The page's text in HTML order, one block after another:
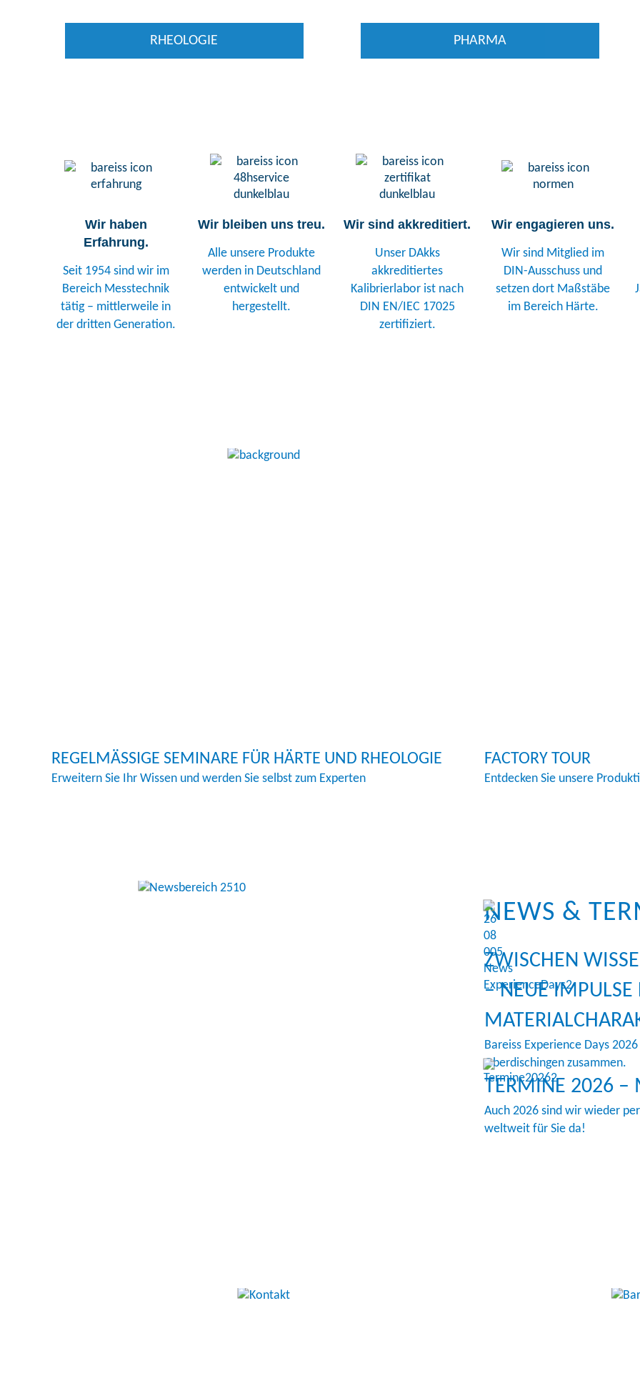
RHEOLOGIE PHARMA
Wir haben
Erfahrung.
Seit 1954 sind wir im
Bereich Messtechnik
tätig – mittlerweile in
der dritten Generation.
Wir bleiben uns treu.
Alle unsere Produkte
werden in Deutschland
entwickelt und
hergestellt.
Wir sind akkreditiert.
Unser DAkks
akkreditiertes
Kalibrierlabor ist nach
DIN EN/IEC 17025
zertifiziert.
Wir engagieren uns.
Wir sind Mitglied im
DIN-Ausschuss und
setzen dort Maßstäbe
im Bereich Härte.
REGELMÄSSIGE SEMINARE FÜR HÄRTE UND RHEOLOGIE
Erweitern Sie Ihr Wissen und werden Sie selbst zum Experten
FACTORY TOUR
Entdecken Sie unsere
NEWS &
ZWISCHEN
– NEUE IMPULSE
Bareiss Experience Days
Oberdischingen zusammen.
TERMINE 2026 –
Auch 2026 sind wir wieder
weltweit für Sie da!